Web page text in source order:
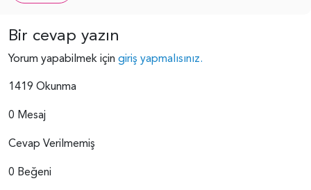
Bir cevap yazın
Yorum yapabilmek için giriş yapmalısınız.
1419 Okunma
0 Mesaj
Cevap Verilmemiş
0 Beğeni